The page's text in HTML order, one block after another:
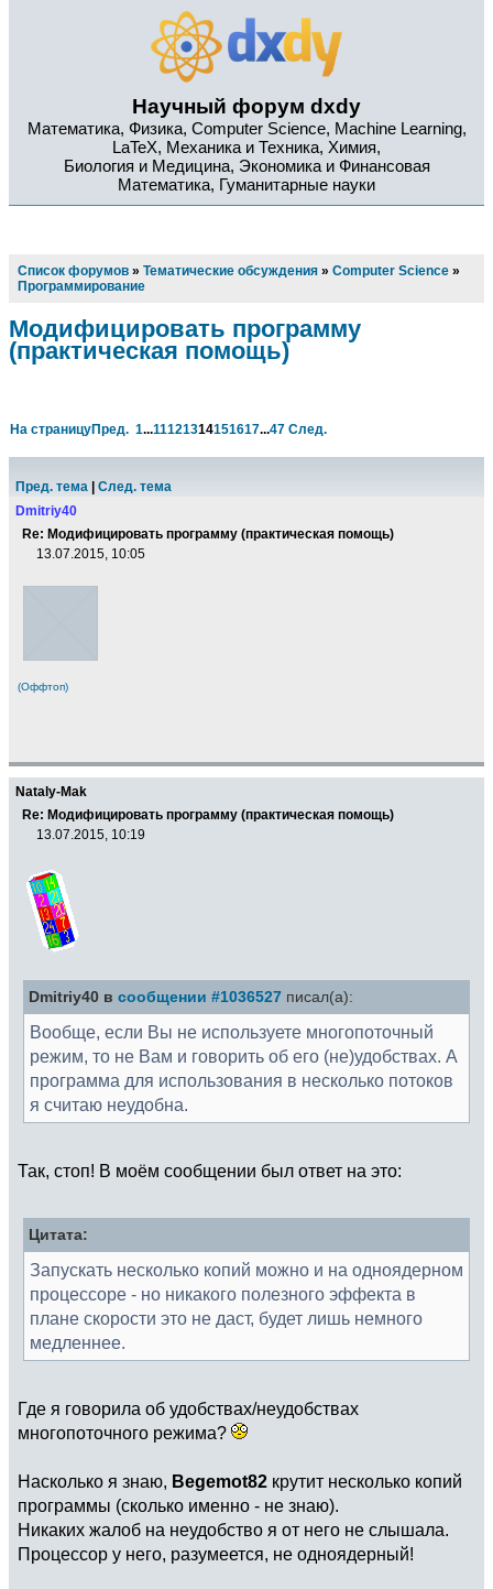
Научный форум dxdy
Математика, Физика, Computer Science, Machine Learning,
LaTeX, Механика и Техника, Химия,
Биология и Медицина, Экономика и Финансовая
Математика, Гуманитарные науки
Список форумов » Тематические обсуждения » Computer Science »
Программирование
Модифицировать программу
(практическая помощь)
На страницуПред. 1...11121314151617...47 След.
Пред. тема
След. тема
Dmitriy40
Re: Модифицировать программу (практическая помощь)
13.07.2015, 10:05
(Оффтоп)
Nataly-Mak
Re: Модифицировать программу (практическая помощь)
13.07.2015, 10:19
Dmitriy40 в сообщении #1036527 писал(а):
Вообще, если Вы не используете многопоточный
режим, то не Вам и говорить об его (не)удобствах. А
программа для использования в несколько потоков
я считаю неудобна.
Так, стоп! В моём сообщении был ответ на это:
Цитата:
Запускать несколько копий можно и на одноядерном
процессоре - но никакого полезного эффекта в
плане скорости это не даст, будет лишь немного
медленнее.
Где я говорила об удобствах/неудобствах
многопоточного режима?
Насколько я знаю, Begemot82 крутит несколько копий
программы (сколько именно - не знаю).
Никаких жалоб на неудобство я от него не слышала.
Процессор у него, разумеется, не одноядерный!